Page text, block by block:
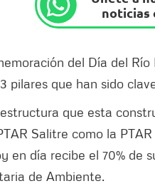
noticias
del Día del
pilares que han sido
que esta
Salitre como la
en día recibe el 70%
de Ambiente.